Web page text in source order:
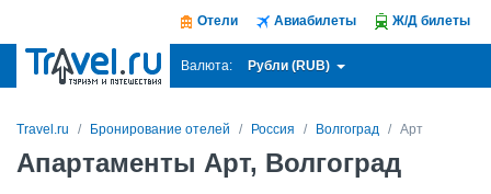
Отели Авиабилеты Ж/Д билеты
Валюта: Рубли (RUB)
Travel.ru Бронирование отелей Россия Волгоград Арт
Апартаменты Арт, Волгоград